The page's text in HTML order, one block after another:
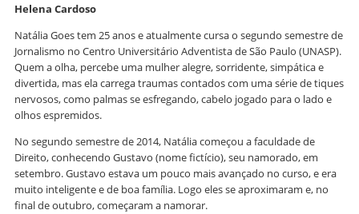
Helena Cardoso
Natália Goes tem 25 anos e atualmente cursa o segundo semestre de
Jornalismo no Centro Universitário Adventista de São Paulo (UNASP).
Quem a olha, percebe uma mulher alegre, sorridente, simpática e
divertida, mas ela carrega traumas contados com uma série de tiques
nervosos, como palmas se esfregando, cabelo jogado para o lado e
olhos espremidos.
No segundo semestre de 2014, Natália começou a faculdade de
Direito, conhecendo Gustavo (nome fictício), seu namorado, em
setembro. Gustavo estava um pouco mais avançado no curso, e era
muito inteligente e de boa família. Logo eles se aproximaram e, no
final de outubro, começaram a namorar.